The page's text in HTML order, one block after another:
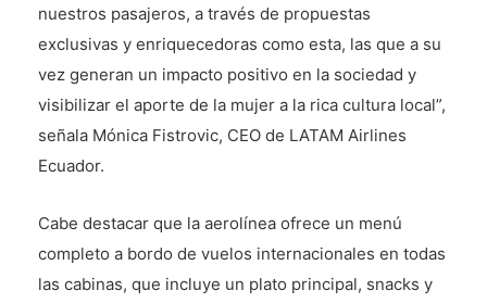
nuestros pasajeros, a través de propuestas
exclusivas y enriquecedoras como esta, las que a su
vez generan un impacto positivo en la sociedad y
visibilizar el aporte de la mujer a la rica cultura local”,
señala Mónica Fistrovic, CEO de LATAM Airlines
Ecuador.
Cabe destacar que la aerolínea ofrece un menú
completo a bordo de vuelos internacionales en todas
las cabinas, que incluye un plato principal, snacks y